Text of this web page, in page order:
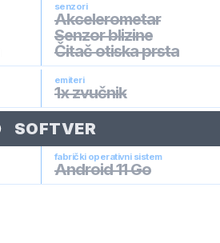
senzori
Akcelerometar
Senzor blizine
Čitač otiska prsta
emiteri
1x zvučnik
SOFTVER
fabrički operativni sistem
Android 11 Go